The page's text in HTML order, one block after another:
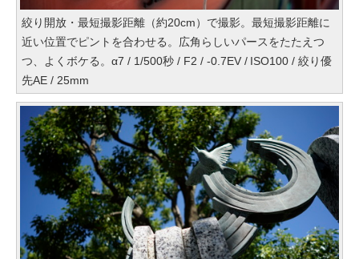
絞り開放・最短撮影距離（約20cm）で撮影。最短撮影距離に
近い位置でピントを合わせる。広角らしいパースをたたえつ
つ、よくボケる。α7 / 1/500秒 / F2 / -0.7EV / ISO100 / 絞り優
先AE / 25mm